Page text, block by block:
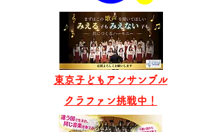
東京子どもアンサンブル
​クラファン挑戦中！